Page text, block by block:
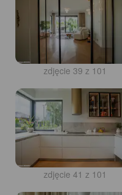
zdjęcie 39 z 101
zdjęcie 41 z 101